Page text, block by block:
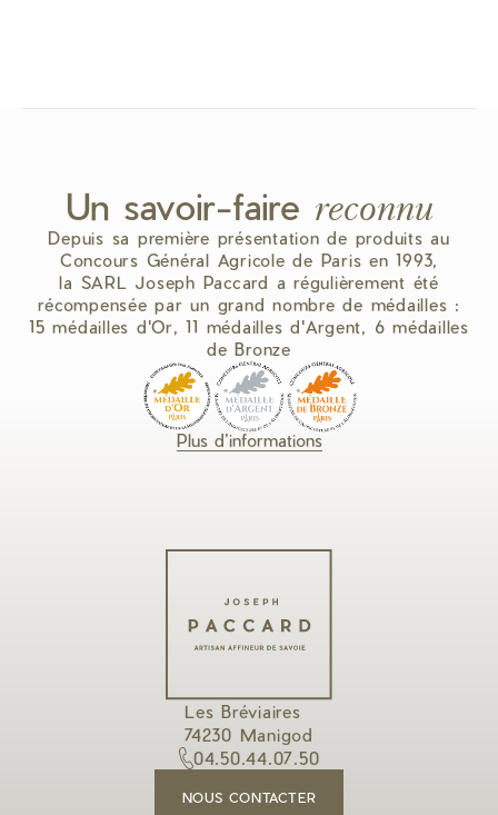
Un savoir-faire reconnu
Depuis sa première présentation de produits au
Concours Général Agricole de Paris en 1993,
la SARL Joseph Paccard a régulièrement été
récompensée par un grand nombre de médailles :
15 médailles d'Or, 11 médailles d'Argent, 6 médailles
de Bronze
Plus d’informations
Les Bréviaires
74230 Manigod
04.50.44.07.50
NOUS CONTACTER